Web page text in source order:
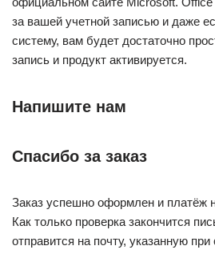
за вашей учетной записью и даже
систему, вам будет достаточно
запись и продукт активируется.
Напишите нам
Спасибо за заказ
Заказ успешно оформлен и платёж
Как только проверка закончится
отправится на почту, указанную